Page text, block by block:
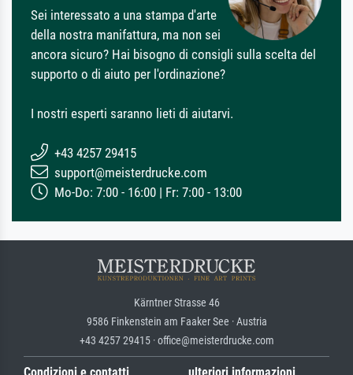
Sei interessato a una stampa d'arte
della nostra manifattura, ma non sei
ancora sicuro? Hai bisogno di consigli sulla scelta del
supporto o di aiuto per l'ordinazione?
I nostri esperti saranno lieti di aiutarvi.
+43 4257 29415
support@meisterdrucke.com
Mo-Do: 7:00 - 16:00 | Fr: 7:00 - 13:00
Kärntner Strasse 46
9586 Finkenstein am Faaker See · Austria
+43 4257 29415 · office@meisterdrucke.com